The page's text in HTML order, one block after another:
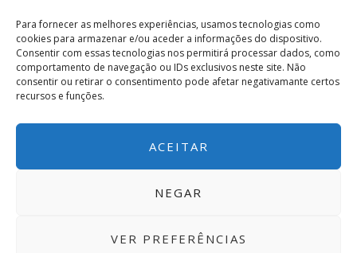
Para fornecer as melhores experiências, usamos tecnologias como
cookies para armazenar e/ou aceder a informações do dispositivo.
Consentir com essas tecnologias nos permitirá processar dados, como
comportamento de navegação ou IDs exclusivos neste site. Não
consentir ou retirar o consentimento pode afetar negativamante certos
recursos e funções.
ACEITAR
NEGAR
VER PREFERÊNCIAS